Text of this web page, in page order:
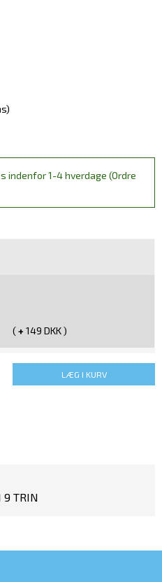
indenfor 1-4 hverdage (Ordre
(+ 149 DKK )
LÆG I KURV
9 TRIN